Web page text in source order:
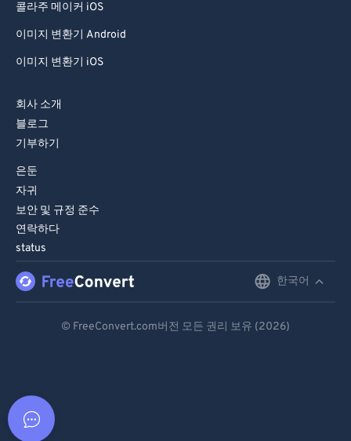
콜라주 메이커 iOS
이미지 변환기 Android
이미지 변환기 iOS
회사 소개
블로그
기부하기
은둔
자귀
보안 및 규정 준수
연락하다
status
한국어
© FreeConvert.com버전 모든 권리 보유 (2026)